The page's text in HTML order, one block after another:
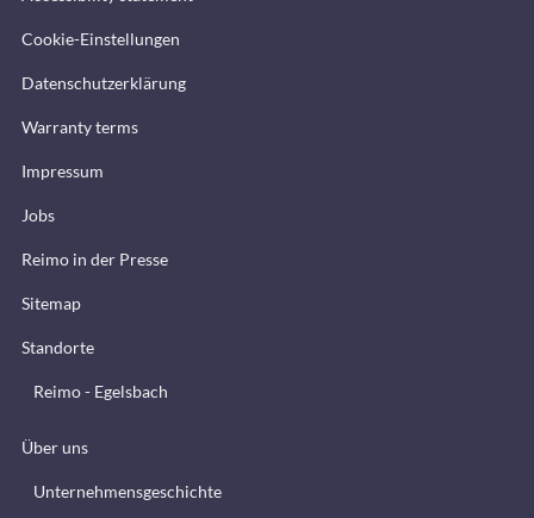
Cookie-Einstellungen
Datenschutzerklärung
Warranty terms
Impressum
Jobs
Reimo in der Presse
Sitemap
Standorte
Reimo - Egelsbach
Über uns
Unternehmensgeschichte